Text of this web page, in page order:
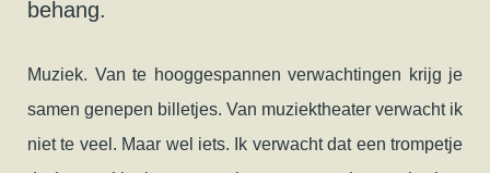
behang.
Muziek. Van te hooggespannen verwachtingen krijg je
samen genepen billetjes. Van muziektheater verwacht ik
niet te veel. Maar wel iets. Ik verwacht dat een trompetje